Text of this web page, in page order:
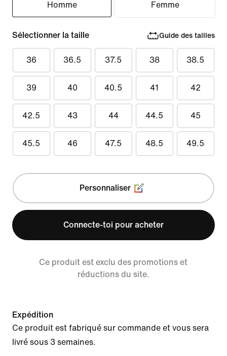
Homme Femme
Sélectionner la taille Guide des tailles
36 36.5 37.5 38 38.5
39 40 40.5 41 42
42.5 43 44 44.5 45
45.5 46 47.5 48.5 49.5
Personnaliser
Connecte-toi pour acheter
Ce produit est exclu des promotions et
réductions du site.
Expédition
Ce produit est fabriqué sur commande et vous sera
livré sous 3 semaines.